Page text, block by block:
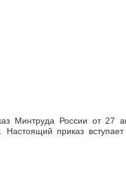
Минтруда России от 27
Настоящий приказ